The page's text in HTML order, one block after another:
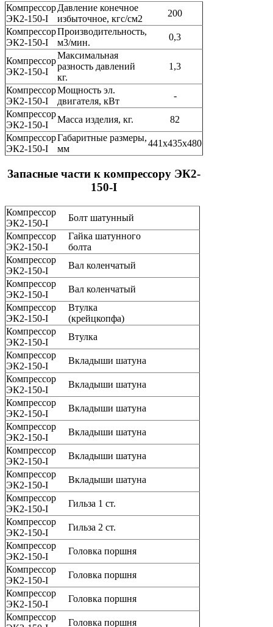
Компрессор
ЭК2-150-I
Давление конечное
избыточное, кгс/см2
200
Компрессор
ЭК2-150-I
Производительность,
м3/мин.
0,3
Компрессор
ЭК2-150-I
Максимальная
разность давлений
кг.
1,3
Компрессор
ЭК2-150-I
Мощность эл.
двигателя, кВт
-
Компрессор
ЭК2-150-I
Масса изделия, кг.
82
Компрессор
ЭК2-150-I
Габаритные размеры,
мм
441х435х480
Запасные части к компрессору ЭК2-
150-I
Компрессор
ЭК2-150-I
Болт шатунный
Компрессор
ЭК2-150-I
Гайка шатунного
болта
Компрессор
ЭК2-150-I
Вал коленчатый
Компрессор
ЭК2-150-I
Вал коленчатый
Компрессор
ЭК2-150-I
Втулка
(крейцкопфа)
Компрессор
ЭК2-150-I
Втулка
Компрессор
ЭК2-150-I
Вкладыши шатуна
Компрессор
ЭК2-150-I
Вкладыши шатуна
Компрессор
ЭК2-150-I
Вкладыши шатуна
Компрессор
ЭК2-150-I
Вкладыши шатуна
Компрессор
ЭК2-150-I
Вкладыши шатуна
Компрессор
ЭК2-150-I
Вкладыши шатуна
Компрессор
ЭК2-150-I
Гильза 1 ст.
Компрессор
ЭК2-150-I
Гильза 2 ст.
Компрессор
ЭК2-150-I
Головка поршня
Компрессор
ЭК2-150-I
Головка поршня
Компрессор
ЭК2-150-I
Головка поршня
Компрессор
Головка поршня